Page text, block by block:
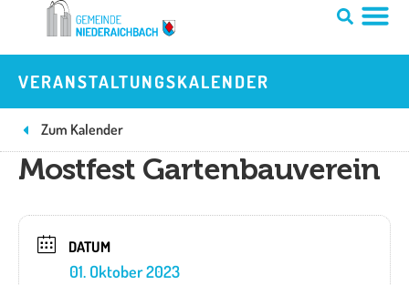
springen
VERANSTALTUNGSKALENDER
Zum Kalender
Mostfest Gartenbauverein
DATUM
01. Oktober 2023